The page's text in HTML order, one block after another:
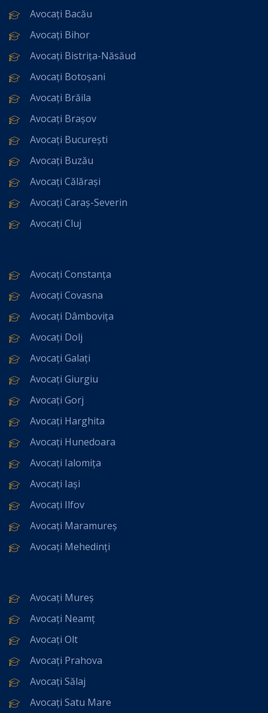
Avocați Bacău
Avocați Bihor
Avocați Bistrița-Năsăud
Avocați Botoșani
Avocați Brăila
Avocați Brașov
Avocați București
Avocați Buzău
Avocați Călărași
Avocați Caraș-Severin
Avocați Cluj
Avocați Constanța
Avocați Covasna
Avocați Dâmbovița
Avocați Dolj
Avocați Galați
Avocați Giurgiu
Avocați Gorj
Avocați Harghita
Avocați Hunedoara
Avocați Ialomița
Avocați Iași
Avocați Ilfov
Avocați Maramureș
Avocați Mehedinți
Avocați Mureș
Avocați Neamț
Avocați Olt
Avocați Prahova
Avocați Sălaj
Avocați Satu Mare